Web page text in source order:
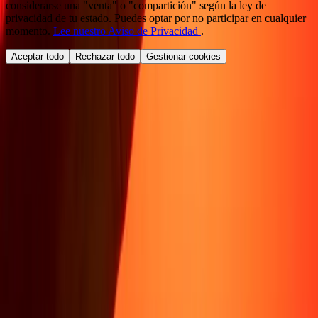
considerarse una "venta" o "compartición" según la ley de
privacidad de tu estado. Puedes optar por no participar en cualquier
momento. Lee nuestro Aviso de Privacidad .
Aceptar todo Rechazar todo Gestionar cookies